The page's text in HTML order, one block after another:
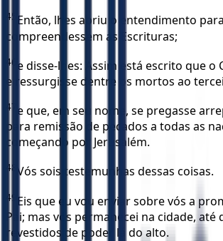
45 Então, lhes abriu o entendimento
compreendessem as Escrituras;
46 e disse-lhes: Assim está escrito que o
e ressurgisse dentre os mortos ao
47 e que, em seu nome, se pregasse
para remissão de pecados a todas as
começando por Jerusalém.
48 Vós sois testemunhas dessas coisas.
49 Eis que eu vou enviar sobre vós a
Pai; mas vós permanecei na cidade, até
revestidos de poder lá do alto.